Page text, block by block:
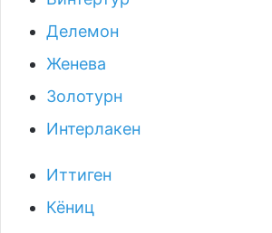
Делемон
Женева
Золотурн
Интерлакен
Иттиген
Кёниц